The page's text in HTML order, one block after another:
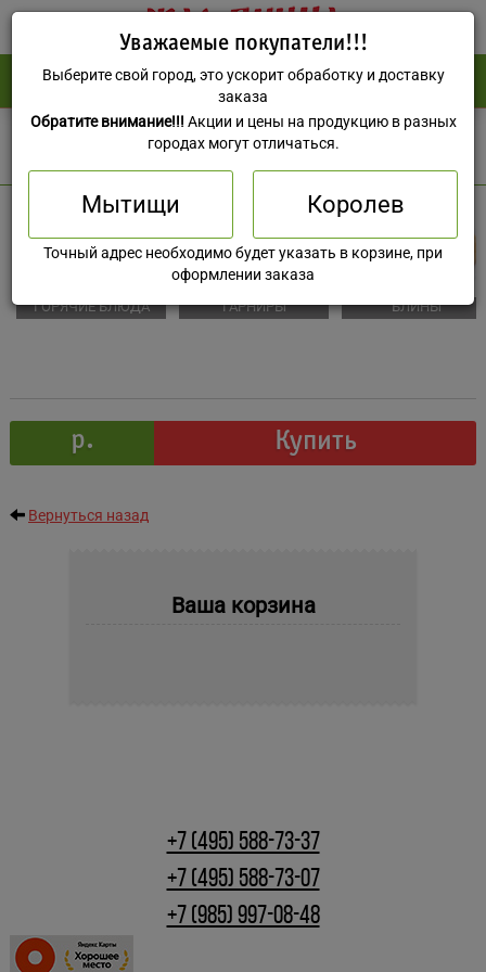
Уважаемые покупатели!!!
Выберите свой город, это ускорит обработку и доставку
заказа
Обратите внимание!!! Акции и цены на продукцию в разных
городах могут отличаться.
Мытищи Королев
Точный адрес необходимо будет указать в корзине, при
оформлении заказа
(495) 588-73-37 0 руб
Мытищи
ГОРЯЧИЕ БЛЮДА ГАРНИРЫ БЛИНЫ
р. Купить
Вернуться назад
Ваша корзина
+7 (495) 588-73-37
+7 (495) 588-73-07
+7 (985) 997-08-48